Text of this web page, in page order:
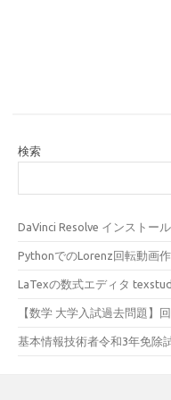
検索
DaVinci Resolve インストー
PythonでのLorenz回転動画
LaTexの数式エディタ
【数学 大学入試過去問題】
基本情報技術者令和3年免除